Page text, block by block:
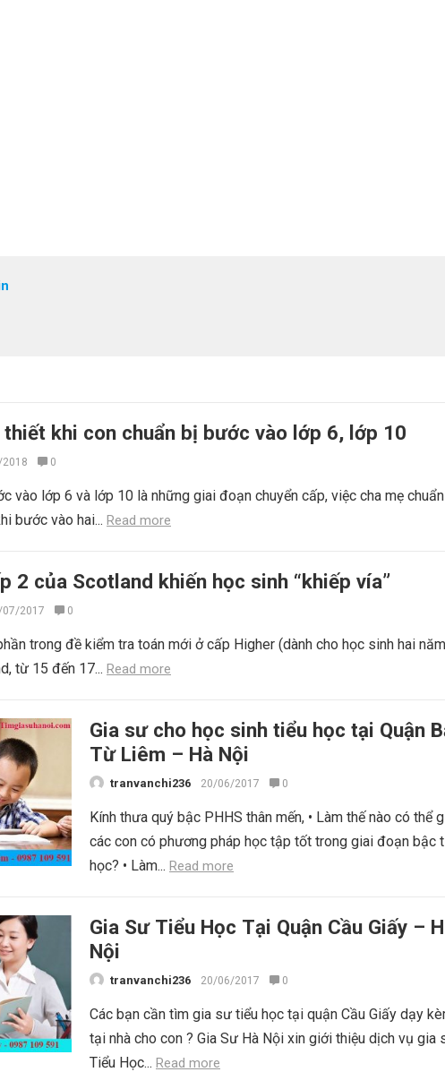
khi con chuẩn bị bước vào lớp 6, lớp 10
0
vào lớp 6 và lớp 10 là những giai đoạn chuyển cấp, việc cha mẹ
bước vào hai... Read more
2 của Scotland khiến học sinh “khiếp vía”
07/2017 0
trong đề kiểm tra toán mới ở cấp Higher (dành cho học sinh hai năm
từ 15 đến 17... Read more
Gia sư cho học sinh tiểu học tại Quận
Từ Liêm – Hà Nội
tranvanchi236 20/06/2017 0
Kính thưa quý bậc PHHS thân mến, • Làm thế nào có thể
các con có phương pháp học tập tốt trong giai đoạn bậc
học? • Làm... Read more
Gia Sư Tiểu Học Tại Quận Cầu Giấy –
Nội
tranvanchi236 20/06/2017 0
Các bạn cần tìm gia sư tiểu học tại quận Cầu Giấy dạy
tại nhà cho con ? Gia Sư Hà Nội xin giới thiệu dịch vụ gia
Tiểu Học... Read more